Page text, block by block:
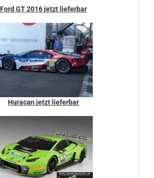
Ford GT 2016 jetzt lieferbar
Huracan jetzt lieferbar